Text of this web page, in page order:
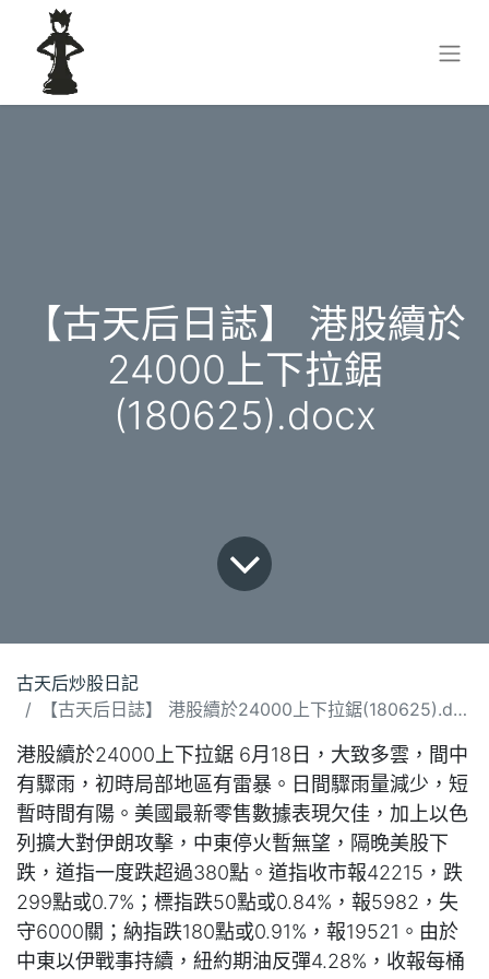
【古天后日誌】 港股續於
24000上下拉鋸
(180625).docx
古天后炒股日記
【古天后日誌】 港股續於24000上下拉鋸(180625).docx
港股續於24000上下拉鋸 6月18日，大致多雲，間中
有驟雨，初時局部地區有雷暴。日間驟雨量減少，短
暫時間有陽。美國最新零售數據表現欠佳，加上以色
列擴大對伊朗攻擊，中東停火暫無望，隔晚美股下
跌，道指一度跌超過380點。道指收市報42215，跌
299點或0.7%；標指跌50點或0.84%，報5982，失
守6000關；納指跌180點或0.91%，報19521。由於
中東以伊戰事持續，紐約期油反彈4.28%，收報每桶